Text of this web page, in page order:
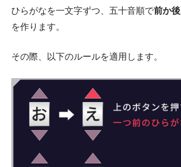
ひらがなを一文字ずつ、五十音順で前か
を作ります。
その際、以下のルールを適用します。